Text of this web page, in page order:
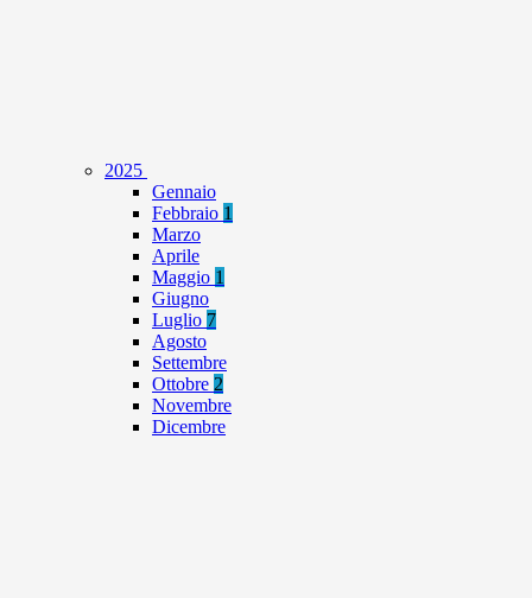
2025
Gennaio
Febbraio 1
Marzo
Aprile
Maggio 1
Giugno
Luglio 7
Agosto
Settembre
Ottobre 2
Novembre
Dicembre